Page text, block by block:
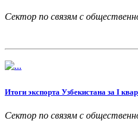
Сектор по связям с
Итоги экспорта Узбекистана за I
Сектор по связям с